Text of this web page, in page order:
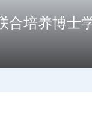
合培养博士